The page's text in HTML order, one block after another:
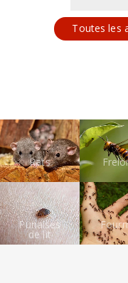
Toutes les
Rats
Punaises
de lit